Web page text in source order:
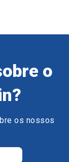
o
os nossos